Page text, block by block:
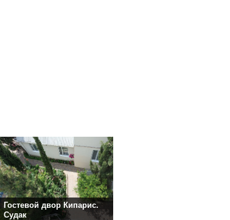
Гостевой двор Кипарис.
Судак